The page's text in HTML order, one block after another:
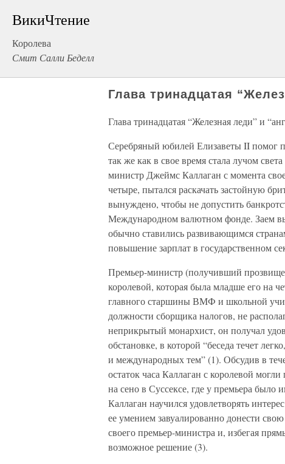
ВикиЧтение
Королева
Смит Салли Беделл
Глава тринадцатая
Глава тринадцатая “Железная леди” и
Серебряный юбилей Елизаветы II помог
так же как в свое время стала лучом
министр Джеймс Каллаган с момента
четыре, пытался раскачать застойную
вынуждено, чтобы не допустить
Международном валютном фонде. Заем
обычно ставились развивающимся
повышение зарплат в государственном
Премьер-министр (получивший
королевой, которая была младше его на
главного старшины ВМФ и школьной
должности сборщика налогов, не
неприкрытый монархист, он получал
обстановке, в которой “беседа течет
и международных тем” (1). Обсудив в
остаток часа Каллаган с королевой
на сено в Суссексе, где у премьера
Каллаган научился удовлетворять
ее умением завуалированно донести
своего премьер-министра и, избегая
возможное решение (3).